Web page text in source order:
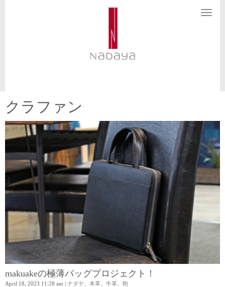
N
クラファン
makuakeの極薄バッグプロジェクト！
April 18, 2023 11:28 am | ナダヤ 本革 牛革 鞄